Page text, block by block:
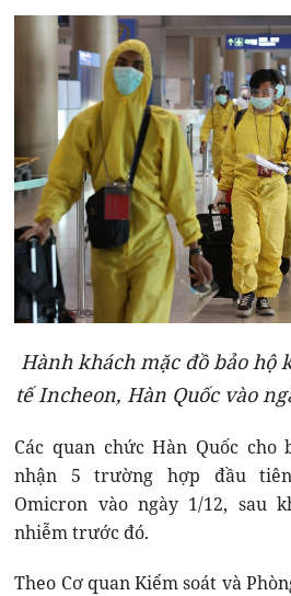
Hành khách mặc đồ bảo hộ
tế Incheon, Hàn Quốc vào
Các quan chức Hàn Quốc
nhận 5 trường hợp đầu
Omicron vào ngày 1/12, sau
nhiễm trước đó.
Theo Cơ quan Kiểm soát và